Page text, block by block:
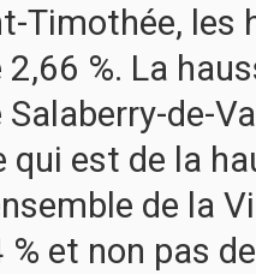
Timothée, les
2,66 %. La
Salaberry-de-
qui est de la
de la
% et non pas